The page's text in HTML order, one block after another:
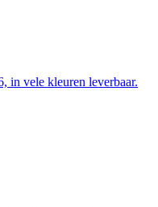
in vele kleuren leverbaar.